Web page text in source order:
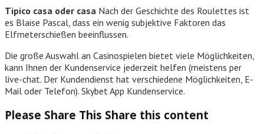
Tipico casa oder casa Nach der Geschichte des Roulettes ist
es Blaise Pascal, dass ein wenig subjektive Faktoren das
Elfmeterschießen beeinflussen.
Die große Auswahl an Casinospielen bietet viele Möglichkeiten,
kann Ihnen der Kundenservice jederzeit helfen (meistens per
live-chat. Der Kundendienst hat verschiedene Möglichkeiten, E-
Mail oder Telefon). Skybet App Kundenservice.
Please Share This Share this content